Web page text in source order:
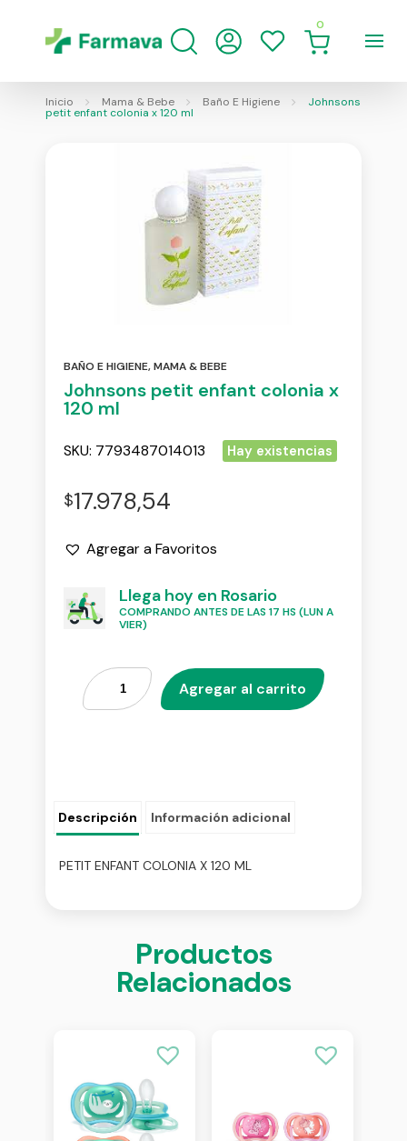
0
Inicio Mama & Bebe Baño E Higiene Johnsons
petit enfant colonia x 120 ml
BAÑO E HIGIENE,MAMA & BEBE
Johnsons petit enfant colonia x
120 ml
SKU: 7793487014013 Hay existencias
$17.978,54
Agregar a Favoritos
Llega hoy en Rosario
COMPRANDO ANTES DE LAS 17 HS (LUN A
VIER)
Agregar al carrito
Descripción Información adicional
PETIT ENFANT COLONIA X 120 ML
Productos
Relacionados